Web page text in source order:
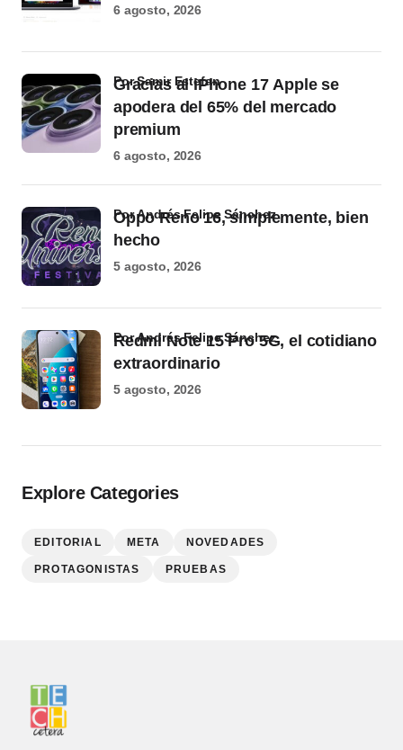
6 agosto, 2026
Gracias al iPhone 17 Apple se
apodera del 65% del mercado
premium
por Samir Estefan
6 agosto, 2026
Oppo Reno 16, simplemente, bien
hecho
por Andrés Felipe Sánchez
5 agosto, 2026
Redmi Note 15 Pro 5G, el cotidiano
extraordinario
por Andrés Felipe Sánchez
5 agosto, 2026
Explore Categories
EDITORIAL META NOVEDADES
PROTAGONISTAS PRUEBAS